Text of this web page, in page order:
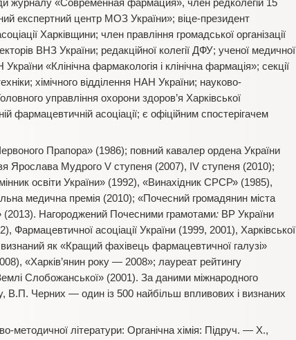
журналу «Современная фармация», член редколегій 15
експертний центр МОЗ України»; віце-президент
Харківщини; член правління громадської організації
ВНЗ України; редакційної колегії ДФУ; ученої медичної
«Клінічна фармакологія і клінічна фармація»; секції
хімічного відділення НАН України; науково-
управління охорони здоров’я Харківської
фармацевтичній асоціації; є офіційним спостерігачем
Прапора» (1986); повний кавалер ордена України
Ярослава Мудрого V ступеня (2007), ІV ступеня (2010);
освіти України» (1992), «Винахідник СРСР» (1985),
медична премія (2010); «Почесний громадянин міста
(2013). Нагороджений Почесними грамотами: ВР України
асоціації України (1999, 2001), Харківської
як «Кращий фахівець фармацевтичної галузі»
«Харків’янин року — 2008»; лауреат рейтингу
Слобожанської» (2001). За даними міжнародного
В.П. Черних — один із 500 найбільш впливових і визнаних
методичної літератури: Органічна хімія: Підруч. — Х.,